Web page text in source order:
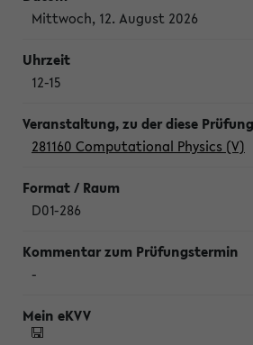
Mittwoch, 12. August 2026
12-15
281160 Computational Physics (V)
D01-286
-